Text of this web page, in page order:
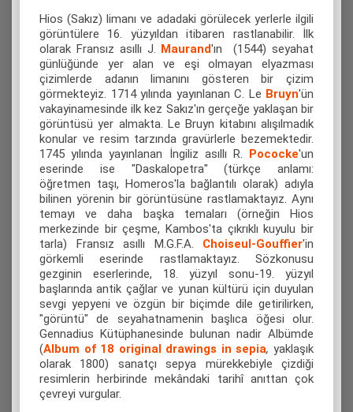
Hios (Sakız) limanı ve adadaki görülecek yerlerle ilgili
görüntülere 16. yüzyıldan itibaren rastlanabilir. İlk
olarak Fransız asıllı J. Maurand'ın (1544) seyahat
günlüğünde yer alan ve eşi olmayan elyazması
çizimlerde adanın limanını gösteren bir çizim
görmekteyiz. 1714 yılında yayınlanan C. Le Bruyn'ün
vakayinamesinde ilk kez Sakız'ın gerçeğe yaklaşan bir
görüntüsü yer almakta. Le Bruyn kitabını alışılmadık
konular ve resim tarzında gravürlerle bezemektedir.
1745 yılında yayınlanan İngiliz asıllı R. Pococke'un
eserinde ise "Daskalopetra" (türkçe anlamı:
öğretmen taşı, Homeros'la bağlantılı olarak) adıyla
bilinen yörenin bir görüntüsüne rastlamaktayız. Aynı
temayı ve daha başka temaları (örneğin Hios
merkezinde bir çeşme, Kambos'ta çıkrıklı kuyulu bir
tarla) Fransız asıllı M.G.F.A. Choiseul-Gouffier'in
görkemli eserinde rastlamaktayız. Sözkonusu
gezginin eserlerinde, 18. yüzyıl sonu-19. yüzyıl
başlarında antik çağlar ve yunan kültürü için duyulan
sevgi yepyeni ve özgün bir biçimde dile getirilirken,
"görüntü" de seyahatnamenin başlıca öğesi olur.
Gennadius Kütüphanesinde bulunan nadir Albümde
(Album of 18 original drawings in sepia,yaklaşık
olarak 1800) sanatçı sepya mürekkebiyle çizdiği
resimlerin herbirinde mekândaki tarihî anıttan çok
çevreyi vurgular.